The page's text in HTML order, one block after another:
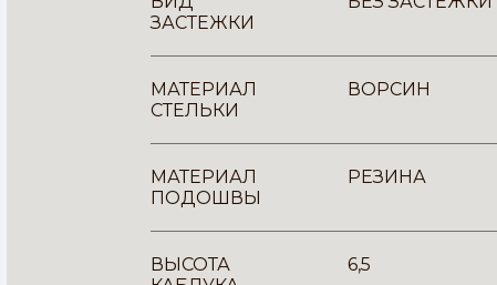
ЗАСТЕЖКИ
МАТЕРИАЛ
СТЕЛЬКИ
ВОРСИН
МАТЕРИАЛ
ПОДОШВЫ
РЕЗИНА
ВЫСОТА
6,5